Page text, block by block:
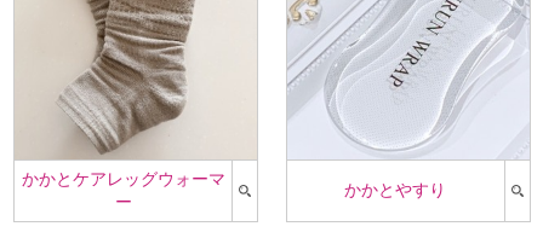
かかとケアレッグウォーマ
ー
かかとやすり